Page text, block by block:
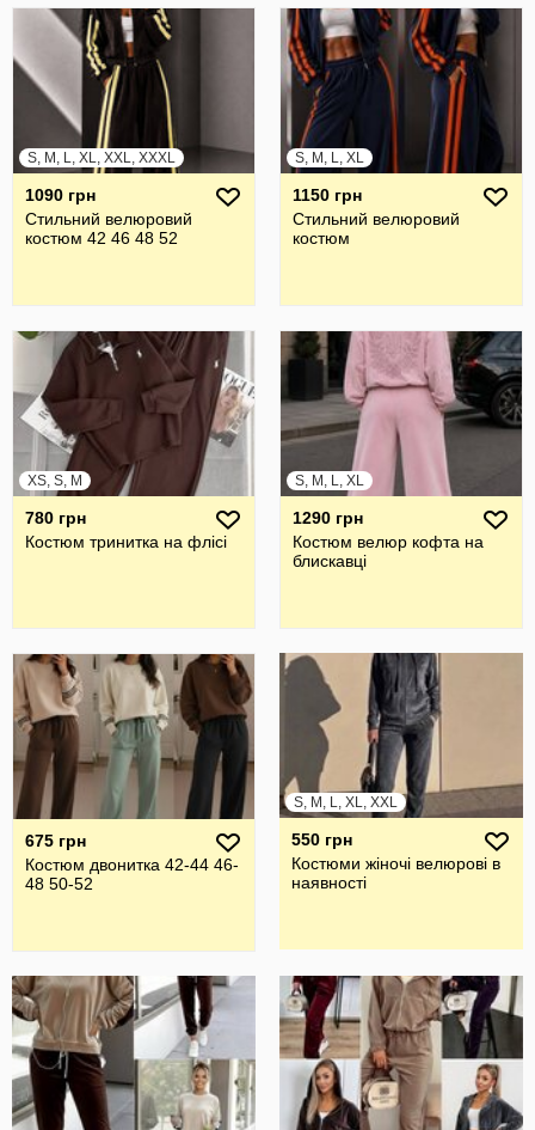
S, M, L, XL, XXL, XXXL
1090 грн
Стильний велюровий
костюм 42 46 48 52
S, M, L, XL
1150 грн
Стильний велюровий
костюм
XS, S, M
780 грн
Костюм тринитка на флісі
S, M, L, XL
1290 грн
Костюм велюр кофта на
блискавці
675 грн
Костюм двонитка 42-44 46-
48 50-52
S, M, L, XL, XXL
550 грн
Костюми жіночі велюрові в
наявності